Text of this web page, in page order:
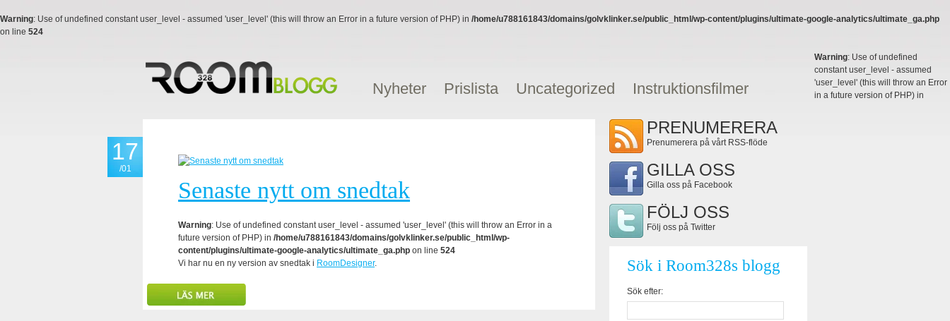
Warning: Use of undefined constant user_level - assumed 'user_level' (this will throw an Error in a future version of PHP) in /home/u788161843/domains/golvklinker.se/public_html/wp-content/plugins/ultimate-google-analytics/ultimate_ga.php
on line 524
Nyheter Prislista Uncategorized Instruktionsfilmer
17
/01
Senaste nytt om snedtak
Warning: Use of undefined constant user_level - assumed 'user_level' (this will throw an Error in a
future version of PHP) in /home/u788161843/domains/golvklinker.se/public_html/wp-
content/plugins/ultimate-google-analytics/ultimate_ga.php on line 524
Vi har nu en ny version av snedtak i RoomDesigner.
PRENUMERERA
Prenumerera på vårt RSS-flöde
GILLA OSS
Gilla oss på Facebook
FÖLJ OSS
Följ oss på Twitter
Sök i Room328s blogg
Sök efter:
Warning: Use of undefined
constant user_level - assumed
'user_level' (this will throw an Error
in a future version of PHP) in